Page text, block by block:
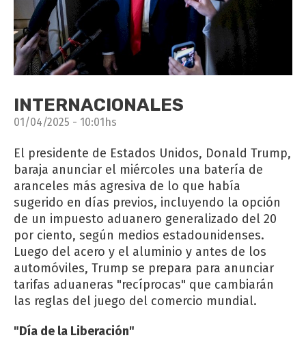
INTERNACIONALES
01/04/2025 - 10:01hs
El presidente de Estados Unidos, Donald Trump,
baraja anunciar el miércoles una batería de
aranceles más agresiva de lo que había
sugerido en días previos, incluyendo la opción
de un impuesto aduanero generalizado del 20
por ciento, según medios estadounidenses.
Luego del acero y el aluminio y antes de los
automóviles, Trump se prepara para anunciar
tarifas aduaneras "recíprocas" que cambiarán
las reglas del juego del comercio mundial.
"Día de la Liberación"